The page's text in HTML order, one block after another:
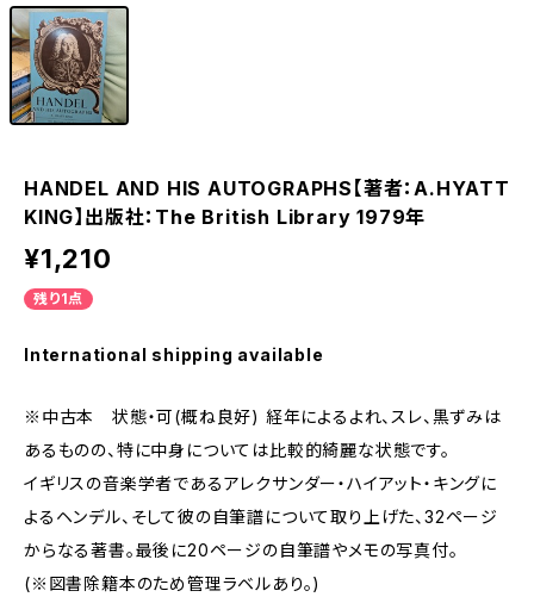
HANDEL AND HIS AUTOGRAPHS【著者：A.HYATT
KING】出版社：The British Library 1979年
¥1,210
残り1点
International shipping available
※中古本 状態・可(概ね良好) 経年によるよれ、スレ、黒ずみは
あるものの、特に中身については比較的綺麗な状態です。
イギリスの音楽学者であるアレクサンダー・ハイアット・キングに
よるヘンデル、そして彼の自筆譜について取り上げた、32ページ
からなる著書。最後に20ページの自筆譜やメモの写真付。
(※図書除籍本のため管理ラベルあり。)